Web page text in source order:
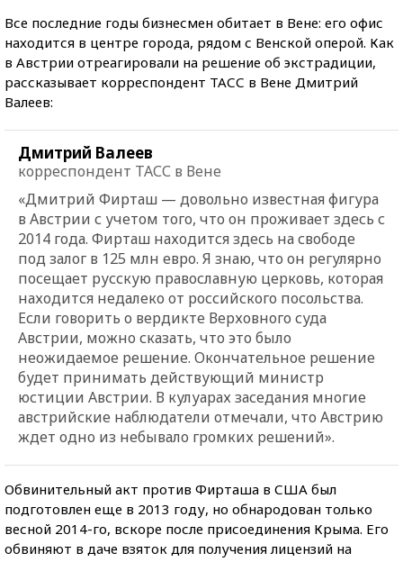
Все последние годы бизнесмен обитает в Вене: его офис
находится в центре города, рядом с Венской оперой. Как
в Австрии отреагировали на решение об экстрадиции,
рассказывает корреспондент ТАСС в Вене Дмитрий
Валеев:
Дмитрий Валеев
корреспондент ТАСС в Вене
«Дмитрий Фирташ — довольно известная фигура
в Австрии с учетом того, что он проживает здесь с
2014 года. Фирташ находится здесь на свободе
под залог в 125 млн евро. Я знаю, что он регулярно
посещает русскую православную церковь, которая
находится недалеко от российского посольства.
Если говорить о вердикте Верховного суда
Австрии, можно сказать, что это было
неожидаемое решение. Окончательное решение
будет принимать действующий министр
юстиции Австрии. В кулуарах заседания многие
австрийские наблюдатели отмечали, что Австрию
ждет одно из небывало громких решений».
Обвинительный акт против Фирташа в США был
подготовлен еще в 2013 году, но обнародован только
весной 2014-го, вскоре после присоединения Крыма. Его
обвиняют в даче взяток для получения лицензий на